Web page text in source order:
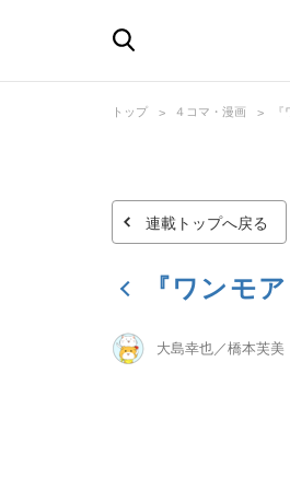
トップ ４コマ・漫画
連載トップへ戻る
『ワンモ
大島幸也／橋本芙美